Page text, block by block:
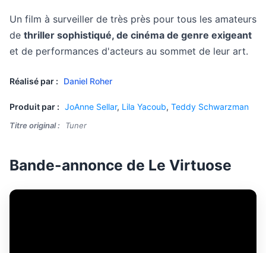
Un film à surveiller de très près pour tous les amateurs
de thriller sophistiqué, de cinéma de genre exigeant
et de performances d'acteurs au sommet de leur art.
Réalisé par : Daniel Roher
Produit par : JoAnne Sellar, Lila Yacoub, Teddy Schwarzman
Titre original : Tuner
Bande-annonce de Le Virtuose